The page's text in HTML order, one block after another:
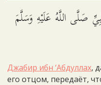
صَلَّى اللَّهُ عَلَيْهِ وَسَلَّمَ
Джабир ибн ‘Абдуллах,
его отцом, передаёт,